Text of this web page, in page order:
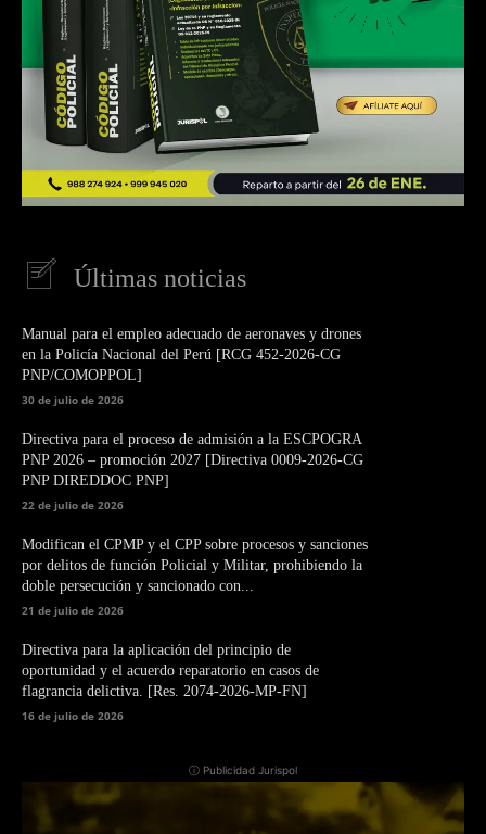
Últimas noticias
Manual para el empleo adecuado de aeronaves y drones
en la Policía Nacional del Perú [RCG 452-2026-CG
PNP/COMOPPOL]
30 de julio de 2026
Directiva para el proceso de admisión a la ESCPOGRA
PNP 2026 – promoción 2027 [Directiva 0009-2026-CG
PNP DIREDDOC PNP]
22 de julio de 2026
Modifican el CPMP y el CPP sobre procesos y sanciones
por delitos de función Policial y Militar, prohibiendo la
doble persecución y sancionado con...
21 de julio de 2026
Directiva para la aplicación del principio de
oportunidad y el acuerdo reparatorio en casos de
flagrancia delictiva. [Res. 2074-2026-MP-FN]
16 de julio de 2026
ⓘ Publicidad Jurispol